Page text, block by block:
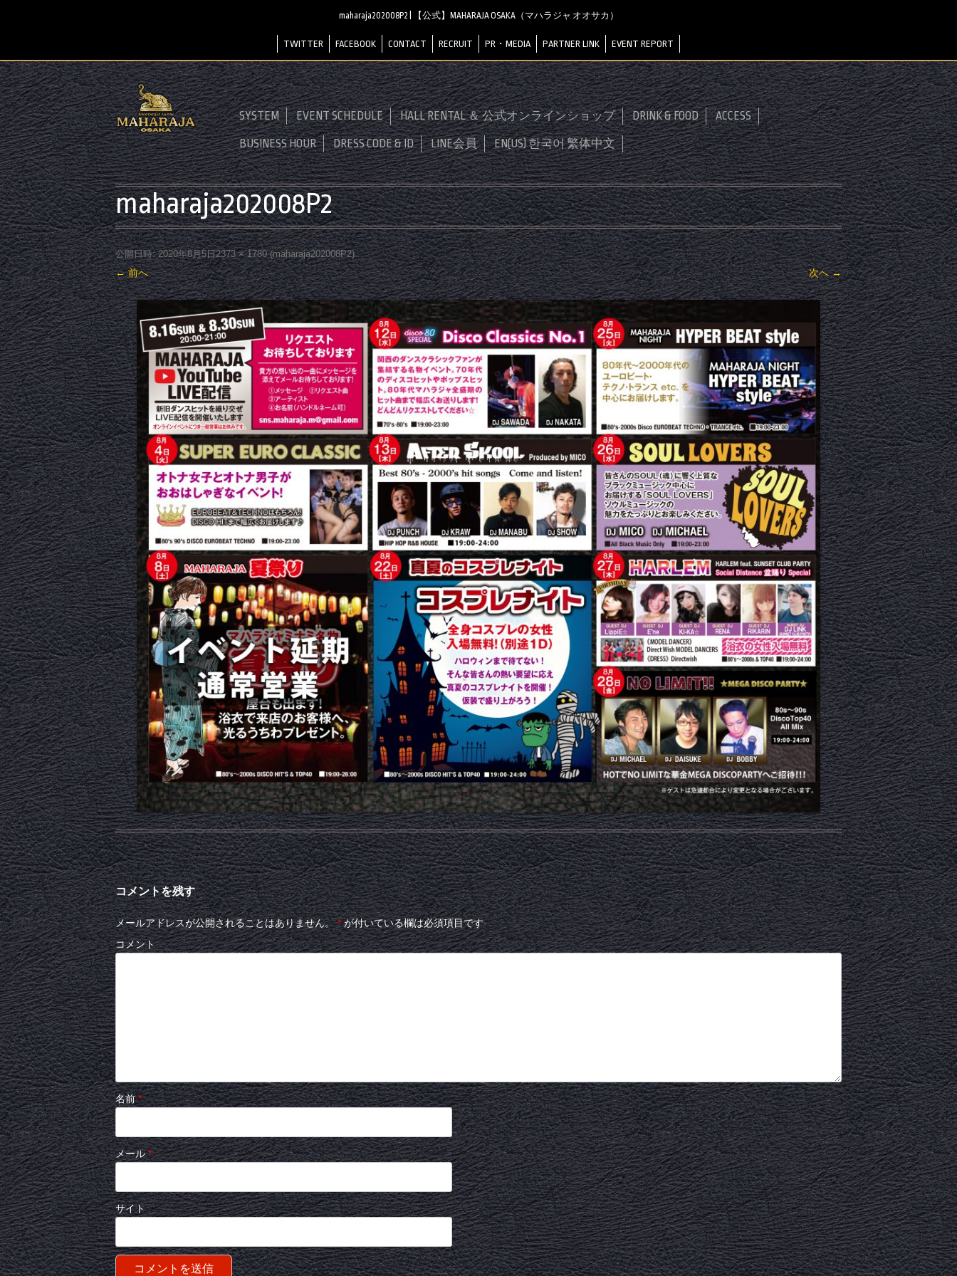
maharaja202008P2 | 【公式】MAHARAJA OSAKA（マハラジャ オオサカ）
TWITTER FACEBOOK CONTACT RECRUIT PR・MEDIA PARTNER LINK EVENT REPORT
SYSTEM EVENT SCHEDULE HALL RENTAL ＆ 公式オンラインショップ DRINK & FOOD ACCESS
BUSINESS HOUR DRESS CODE & ID LINE会員 EN(US) 한국어 繁体中文
maharaja202008P2
公開日時: 2020年8月5日2373 × 1780(maharaja202008P2)
← 前へ 次へ →
コメントを残す
メールアドレスが公開されることはありません。 *が付いている欄は必須項目です
コメント
名前*
メール*
サイト